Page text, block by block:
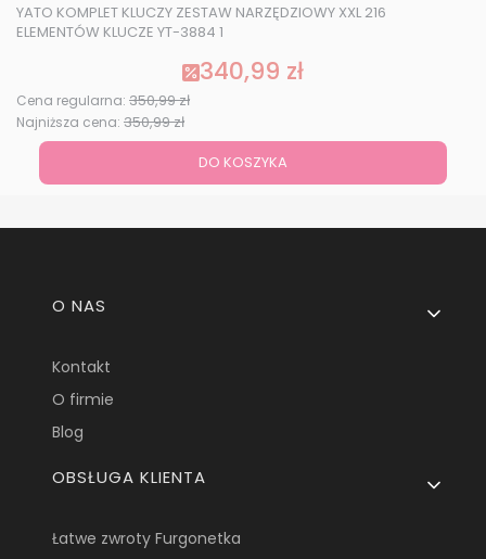
YATO KOMPLET KLUCZY ZESTAW NARZĘDZIOWY XXL 216
ELEMENTÓW KLUCZE YT-3884 1
Cena promocyjna
340,99 zł
Cena regularna: 350,99 zł
Najniższa cena: 350,99 zł
DO KOSZYKA
Linki w stopce
O NAS
Kontakt
O firmie
Blog
OBSŁUGA KLIENTA
Łatwe zwroty Furgonetka